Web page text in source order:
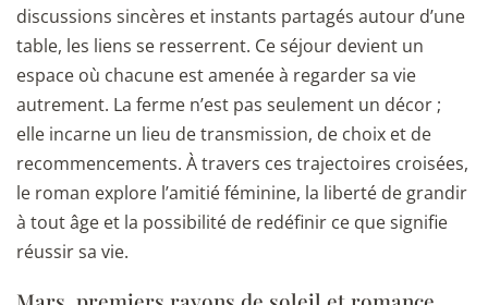
discussions sincères et instants partagés autour d’une
table, les liens se resserrent. Ce séjour devient un
espace où chacune est amenée à regarder sa vie
autrement. La ferme n’est pas seulement un décor ;
elle incarne un lieu de transmission, de choix et de
recommencements. À travers ces trajectoires croisées,
le roman explore l’amitié féminine, la liberté de grandir
à tout âge et la possibilité de redéfinir ce que signifie
réussir sa vie.